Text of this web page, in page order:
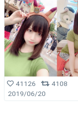
41126
4108
2019/06/20